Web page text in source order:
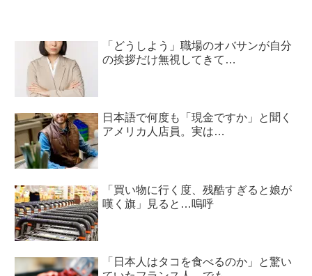
「どうしよう」職場のオバサンが自分
の挨拶だけ無視してきて…
日本語で何度も「現金ですか」と聞く
アメリカ人店員。実は…
「買い物に行く度、残酷すぎると娘が
嘆く旗」見ると…嗚呼
「日本人はタコを食べるのか」と驚い